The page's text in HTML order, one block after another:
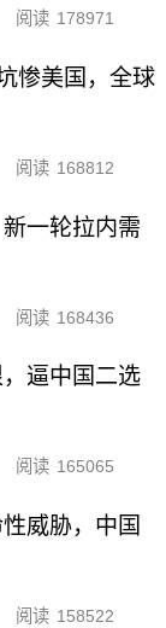
阅读 178971
惨美国，全球
阅读 168812
一轮拉内需
阅读 168436
逼中国二选
阅读 165065
威胁，中国
阅读 158522